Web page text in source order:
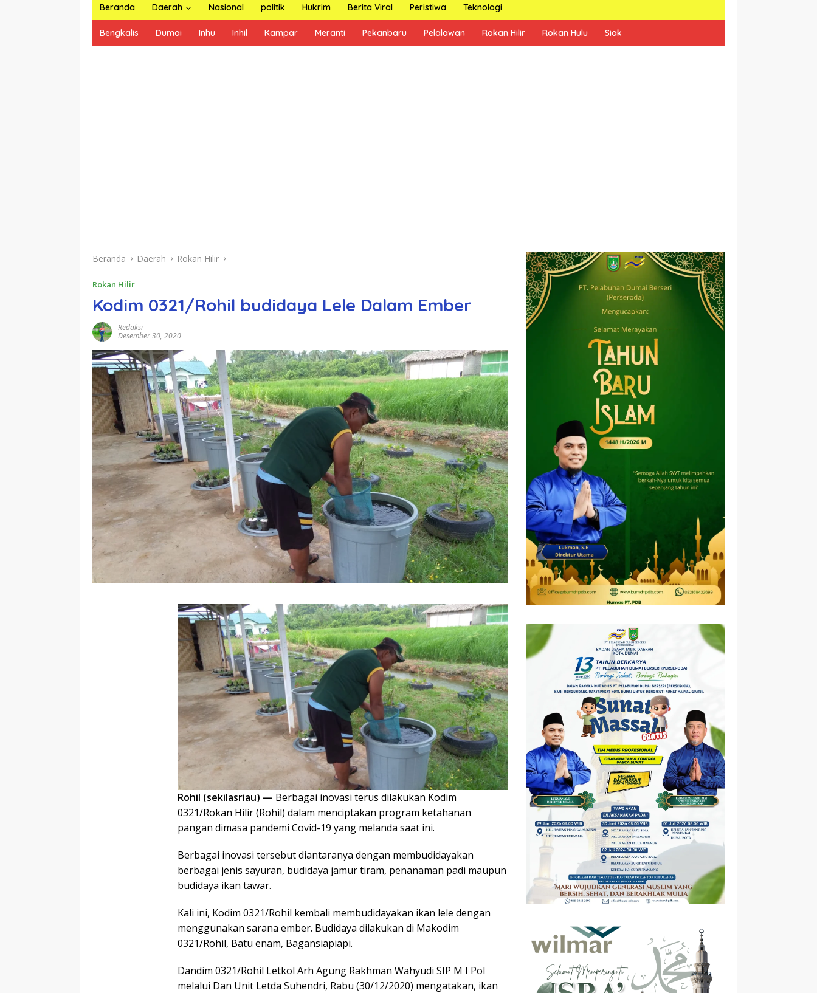
Beranda Daerah Nasional politik Hukrim Berita Viral Peristiwa Teknologi
Bengkalis Dumai Inhu Inhil Kampar Meranti Pekanbaru Pelalawan Rokan Hilir Rokan Hulu Siak
Beranda Daerah Rokan Hilir
Rokan Hilir
Kodim 0321/Rohil budidaya Lele Dalam Ember
Redaksi
Desember 30, 2020
Rohil (sekilasriau) — Berbagai inovasi terus dilakukan Kodim
0321/Rokan Hilir (Rohil) dalam menciptakan program ketahanan
pangan dimasa pandemi Covid-19 yang melanda saat ini.
Berbagai inovasi tersebut diantaranya dengan membudidayakan
berbagai jenis sayuran, budidaya jamur tiram, penanaman padi maupun
budidaya ikan tawar.
Kali ini, Kodim 0321/Rohil kembali membudidayakan ikan lele dengan
menggunakan sarana ember. Budidaya dilakukan di Makodim
0321/Rohil, Batu enam, Bagansiapiapi.
Dandim 0321/Rohil Letkol Arh Agung Rakhman Wahyudi SIP M I Pol
melalui Dan Unit Letda Suhendri, Rabu (30/12/2020) mengatakan, ikan